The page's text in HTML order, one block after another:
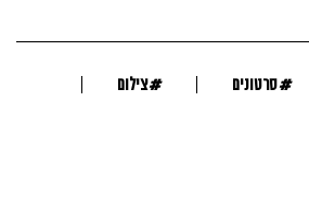
#סרטונים #צילום